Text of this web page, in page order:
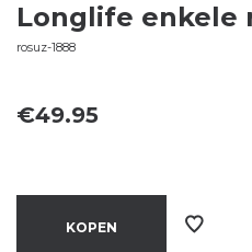
Longlife enkele
rosuz-1888
€49.95
KOPEN